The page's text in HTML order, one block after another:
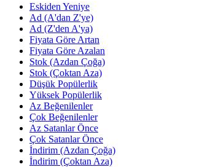
Eskiden Yeniye
Ad (A'dan Z'ye)
Ad (Z'den A'ya)
Fiyata Göre Artan
Fiyata Göre Azalan
Stok (Azdan Çoğa)
Stok (Çoktan Aza)
Düşük Popülerlik
Yüksek Popülerlik
Az Beğenilenler
Çok Beğenilenler
Az Satanlar Önce
Çok Satanlar Önce
İndirim (Azdan Çoğa)
İndirim (Çoktan Aza)